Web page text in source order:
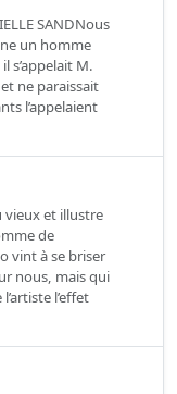
SANDNous
un homme
s’appelait M.
ne paraissait
l’appelaient
vieux et illustre
de
vint à se briser
nous, mais qui
l’effet